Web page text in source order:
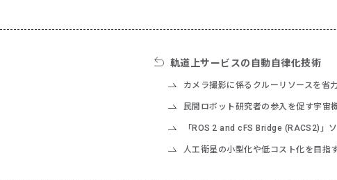
軌道上サービスの自動自律化技術
カメラ撮影に係るクルーリソースを省
民間ロボット研究者の参入を促す宇宙
「ROS 2 and cFS Bridge (RACS2)」
人工衛星の小型化や低コスト化を目指